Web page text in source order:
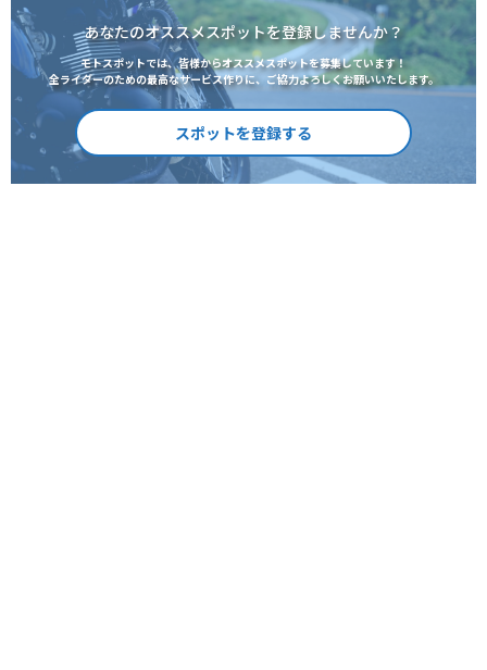
あなたのオススメスポットを登録しませんか？
モトスポットでは、皆様からオススメスポットを募集しています！
全ライダーのための最高なサービス作りに、ご協力よろしくお願いいたします。
スポットを登録する